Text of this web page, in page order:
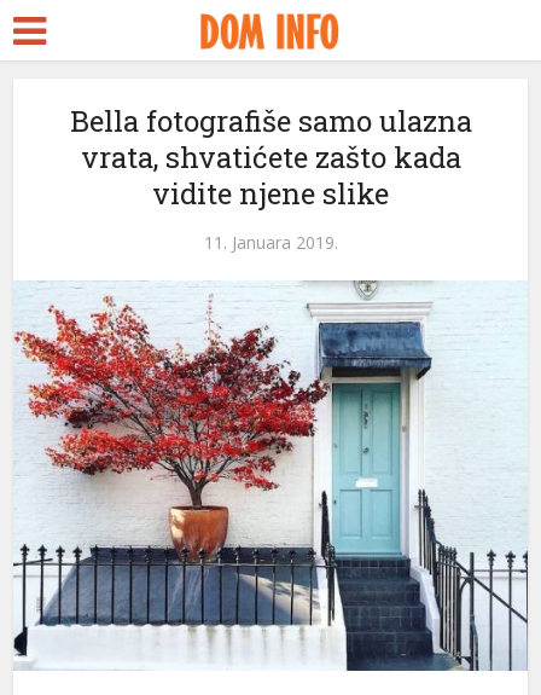
Bella fotografiše samo ulazna
vrata, shvatićete zašto kada
vidite njene slike
11. Januara 2019.